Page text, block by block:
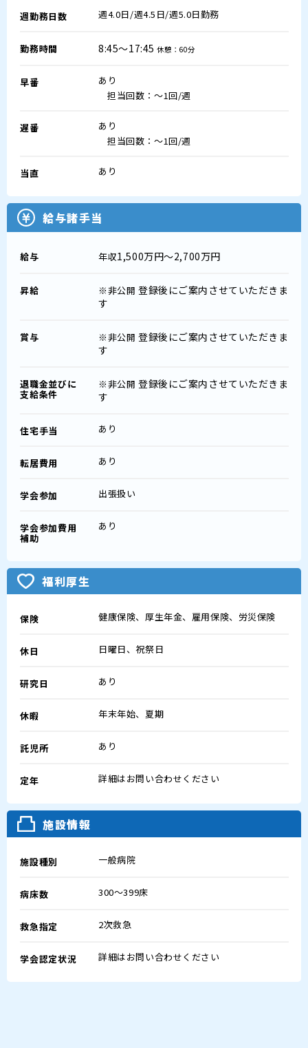
週勤務日数 週4.0日/週4.5日/週5.0日勤務
勤務時間 8:45～17:45休憩：60分
早番
あり
担当回数：～1回/週
遅番
あり
担当回数：～1回/週
当直 あり
給与諸手当
給与 年収1,500万円～2,700万円
昇給 ※非公開登録後にご案内させていただきま
す
賞与 ※非公開登録後にご案内させていただきま
す
退職金並びに
支給条件
※非公開登録後にご案内させていただきま
す
住宅手当 あり
転居費用 あり
学会参加 出張扱い
学会参加費用
補助
あり
福利厚生
保険 健康保険、厚生年金、雇用保険、労災保険
休日 日曜日、祝祭日
研究日 あり
休暇 年末年始、夏期
託児所 あり
定年 詳細はお問い合わせください
施設情報
施設種別 一般病院
病床数 300～399床
救急指定 2次救急
学会認定状況 詳細はお問い合わせください